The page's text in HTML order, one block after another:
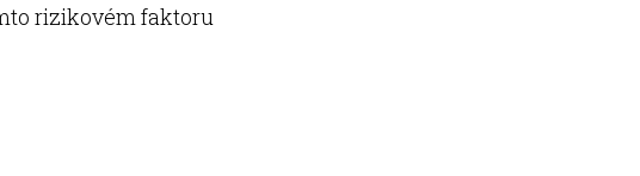
rizikovém faktoru